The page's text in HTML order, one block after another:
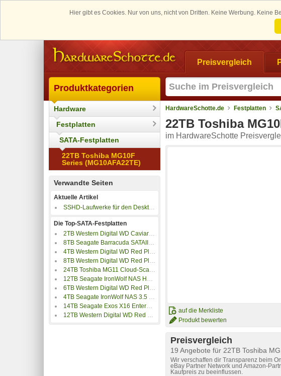
Hier gibt es Cookies. Nur von uns, nicht von Dritten. Keine Werbung. Keine
Preisvergleich
Produktkategorien
Hardware
Festplatten
SATA-Festplatten
22TB Toshiba MG10F
Series (MG10AFA22TE)
Verwandte Seiten
Aktuelle Artikel
SSHD-Laufwerke für den Desktop-PC
Die Top-SATA-Festplatten
2TB Western Digital WD Caviar Green
8TB Seagate Barracuda SATAIII HDD
4TB Western Digital WD Red Plus
8TB Western Digital WD Red Plus
24TB Toshiba MG11 Cloud-Scale Capacity
12TB Seagate IronWolf NAS HDD
6TB Western Digital WD Red Plus
4TB Seagate IronWolf NAS 3.5 HDD
14TB Seagate Exos X16 Enterprise 512e/4Kn
12TB Western Digital WD Red Plus
HardwareSchotte.de Festplatten
22TB Toshiba
im HardwareSchotte
auf die Merkliste
Produkt bewerten
Preisvergleich
19 Angebote für 22TB Toshiba
Wir verschaffen dir Transparenz beim
eBay Partner Network und Amazon-
Kaufpreis zu beeinflussen.